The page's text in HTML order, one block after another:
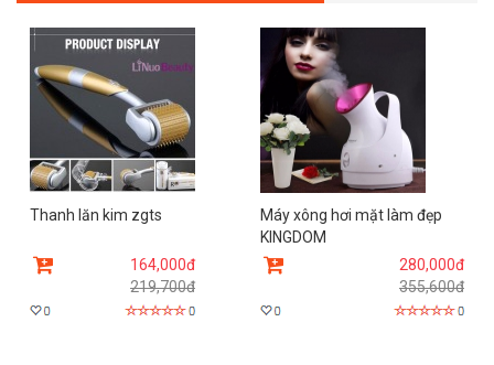
Thanh lăn kim zgts
164,000đ
219,700đ
Máy xông hơi mặt làm đẹp
KINGDOM
280,000đ
355,600đ